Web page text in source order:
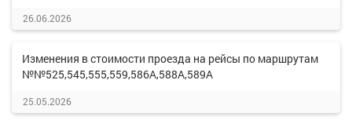
26.06.2026
Изменения в стоимости проезда на рейсы по маршрутам
№№525,545,555,559,586А,588А,589А
25.05.2026